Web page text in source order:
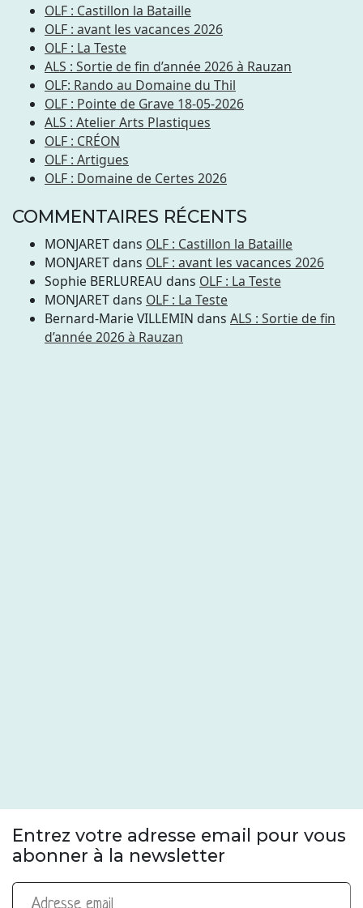
OLF : Castillon la Bataille
OLF : avant les vacances 2026
OLF : La Teste
ALS : Sortie de fin d’année 2026 à Rauzan
OLF: Rando au Domaine du Thil
OLF : Pointe de Grave 18-05-2026
ALS : Atelier Arts Plastiques
OLF : CRÉON
OLF : Artigues
OLF : Domaine de Certes 2026
COMMENTAIRES RÉCENTS
MONJARETdans OLF : Castillon la Bataille
MONJARETdans OLF : avant les vacances 2026
Sophie BERLUREAU dans OLF : La Teste
MONJARETdans OLF : La Teste
Bernard-Marie VILLEMIN dans ALS : Sortie de fin
d’année 2026 à Rauzan
Entrez votre adresse email pour vous
abonner à la newsletter
Adresse email